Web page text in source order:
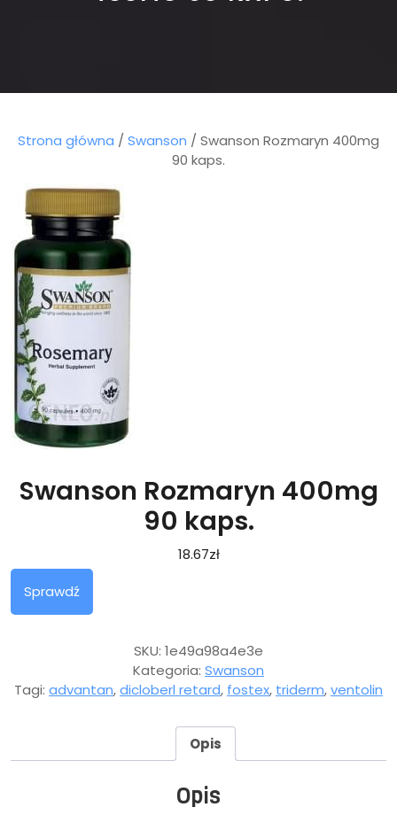
Strona główna / Swanson / Swanson Rozmaryn 400mg
90 kaps.
Swanson Rozmaryn 400mg
90 kaps.
18.67zł
Sprawdź
SKU: 1e49a98a4e3e
Kategoria: Swanson
Tagi: advantan,dicloberl retard, fostex, triderm,ventolin
Opis
Opis